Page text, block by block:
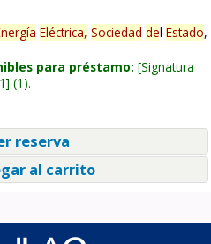
Eléctrica, Sociedad del Estado,
para préstamo: Signatura
(1).
reserva
al carrito